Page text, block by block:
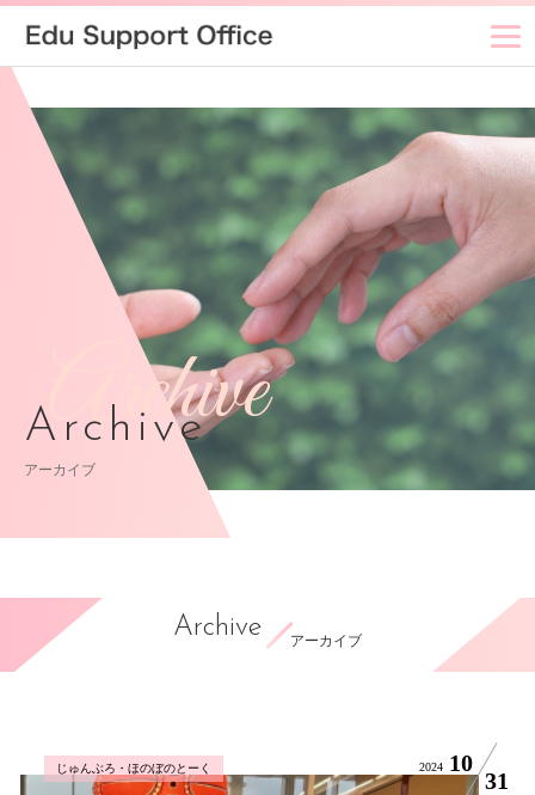
Archive
Archive
アーカイブ
Archive
アーカイブ
じゅんぶろ・ほのぼのとーく 2024 10
31